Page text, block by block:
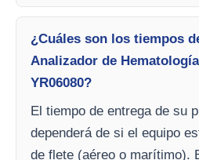
¿Cuáles son los tiempos
Analizador de
YR06080?
El tiempo de entrega de su
dependerá de si el equipo
de flete (aéreo o marítimo).